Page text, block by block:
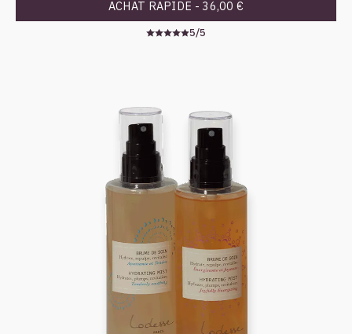
ACHAT RAPIDE - 36,00 €
5/5